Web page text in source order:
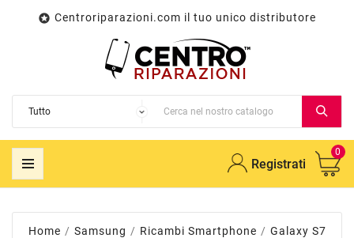
 Centroriparazioni.com il tuo unico distributore
Registrati
0
Home Samsung Ricambi Smartphone
Galaxy S7